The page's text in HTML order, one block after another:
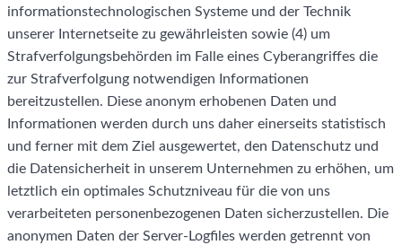
informationstechnologischen Systeme und der Technik
unserer Internetseite zu gewährleisten sowie (4) um
Strafverfolgungsbehörden im Falle eines Cyberangriffes die
zur Strafverfolgung notwendigen Informationen
bereitzustellen. Diese anonym erhobenen Daten und
Informationen werden durch uns daher einerseits statistisch
und ferner mit dem Ziel ausgewertet, den Datenschutz und
die Datensicherheit in unserem Unternehmen zu erhöhen, um
letztlich ein optimales Schutzniveau für die von uns
verarbeiteten personenbezogenen Daten sicherzustellen. Die
anonymen Daten der Server-Logfiles werden getrennt von